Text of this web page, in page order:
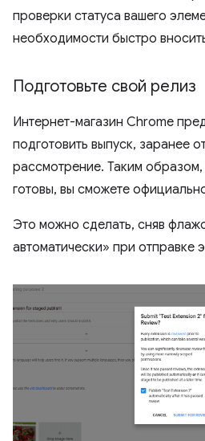
проверки статуса вашего
необходимости быстро
Подготовьте свой релиз
Интернет-магазин Chrome
подготовить выпуск, заранее
рассмотрение. Таким образом,
готовы, вы сможете
Это можно сделать, сняв
автоматически» при отправке